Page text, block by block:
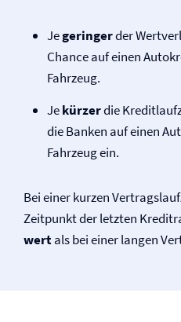
Jegeringerder
Chance auf einen
Fahrzeug.
Jekürzerdie
die Banken auf einen
Fahrzeug ein.
Bei einer kurzen
Zeitpunkt der letzten
wertals bei einer langen